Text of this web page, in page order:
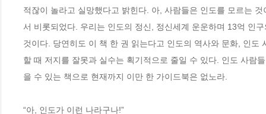
적잖이 놀라고 실망했다고 밝힌다. 아, 사람들은 인도를 모르는
서 비롯되었다. 우리는 인도의 정신, 정신세계 운운하며 13억 인
것이다. 당연히도 이 책 한 권 읽는다고 인도의 역사와 문화, 인
할 때 저지를 잘못과 실수는 획기적으로 줄일 수 있다. 인도 사람
을 수 있는 책으로 현재까지 이만 한 가이드북은 없노라.
“아, 인도가 이런 나라구나!”